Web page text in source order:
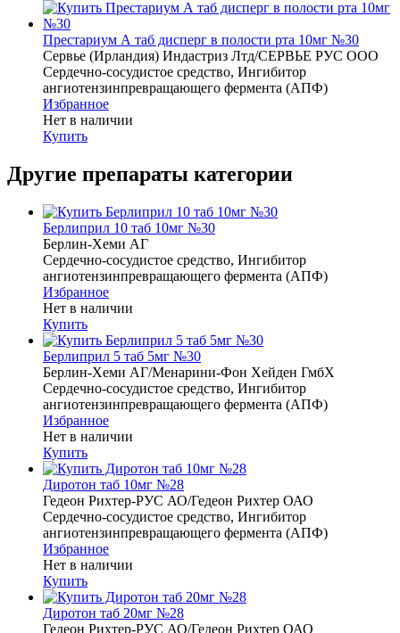
Престариум А таб дисперг в полости рта 10мг №30
Сервье (Ирландия) Индастриз Лтд/СЕРВЬЕ РУС ООО
Сердечно-сосудистое средство, Ингибитор
ангиотензинпревращающего фермента (АПФ)
Избранное
Нет в наличии
Купить
Другие препараты категории
Берлиприл 10 таб 10мг №30
Берлин-Хеми АГ
Сердечно-сосудистое средство, Ингибитор
ангиотензинпревращающего фермента (АПФ)
Избранное
Нет в наличии
Купить
Берлиприл 5 таб 5мг №30
Берлин-Хеми АГ/Менарини-Фон Хейден ГмбХ
Сердечно-сосудистое средство, Ингибитор
ангиотензинпревращающего фермента (АПФ)
Избранное
Нет в наличии
Купить
Диротон таб 10мг №28
Гедеон Рихтер-РУС АО/Гедеон Рихтер ОАО
Сердечно-сосудистое средство, Ингибитор
ангиотензинпревращающего фермента (АПФ)
Избранное
Нет в наличии
Купить
Диротон таб 20мг №28
Гедеон Рихтер-РУС АО/Гедеон Рихтер ОАО